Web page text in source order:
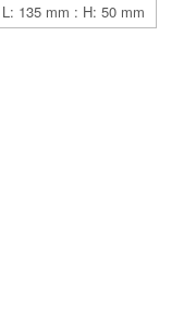
135 mm : H: 50 mm